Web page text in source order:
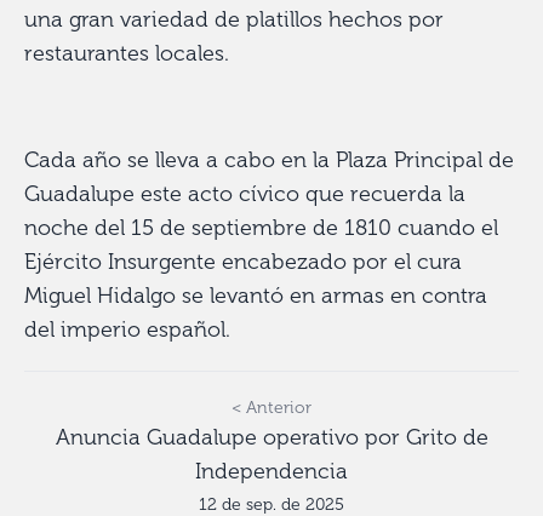
una gran variedad de platillos hechos por
restaurantes locales.
Cada año se lleva a cabo en la Plaza Principal de
Guadalupe este acto cívico que recuerda la
noche del 15 de septiembre de 1810 cuando el
Ejército Insurgente encabezado por el cura
Miguel Hidalgo se levantó en armas en contra
del imperio español.
< Anterior
Anuncia Guadalupe operativo por Grito de
Independencia
12 de sep. de 2025